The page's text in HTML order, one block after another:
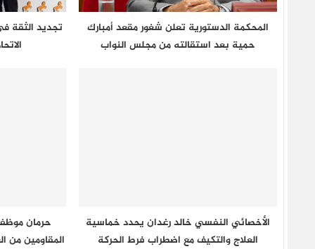
المحكمة الدستورية تعلن شغور مقعد أمبارك
حمية بعد استقالته من مجلس النواب
تجديد الثقة
الأخصائي النفسي خالد رغدان يحدد خماسية
العلاج والتكيف مع اضطراب فرط الحركة
حرمان
المقاومين من